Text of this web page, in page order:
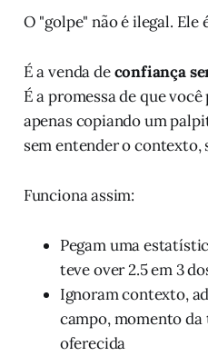
O "golpe" não é ilegal. Ele
É a venda deconfiança
É a promessa de que
apenas copiando um
sem entender o
Funciona assim:
Pegam uma
teve over 2.5 em 3
Ignoram contexto,
campo, momento
oferecida